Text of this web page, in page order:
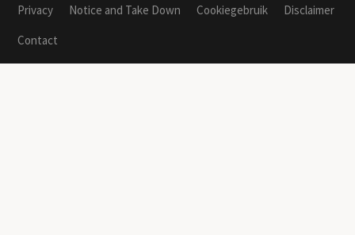
Privacy
Notice and Take Down Cookiegebruik
Disclaimer
Contact